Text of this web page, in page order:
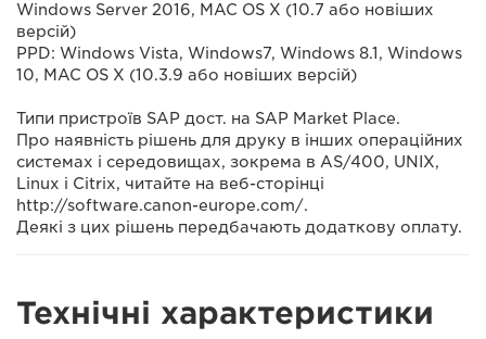
Windows Server 2016, MAC OS X (10.7 або новіших
версій)
PPD: Windows Vista, Windows7, Windows 8.1, Windows
10, MAC OS X (10.3.9 або новіших версій)
Типи пристроїв SAP дост. на SAP Market Place.
Про наявність рішень для друку в інших операційних
системах і середовищах, зокрема в AS/400, UNIX,
Linux і Citrix, читайте на веб-сторінці
http://software.canon-europe.com/.
Деякі з цих рішень передбачають додаткову оплату.
Технічні характеристики